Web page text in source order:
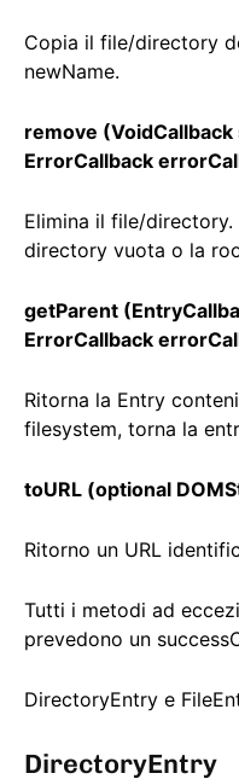
Copia il file/directory
newName.
remove
ErrorCallback
Elimina il file/
directory vuota o la
getParent
ErrorCallback
Ritorna la Entry
filesystem, torna la
toURL (optional
Ritorno un URL
Tutti i metodi ad
prevedono un
DirectoryEntry e
DirectoryEntry